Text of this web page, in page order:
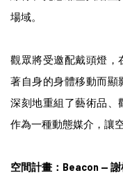
場域。
觀眾將受邀配戴頭燈，
著自身的身體移動而顯
深刻地重組了藝術品、
作為一種動態媒介，讓
空間計畫：Beacon — 謝